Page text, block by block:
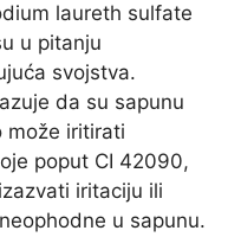
laureth sulfate
u pitanju
svojstva.
da su sapunu
može iritirati
poput CI 42090,
iritaciju ili
u sapunu.